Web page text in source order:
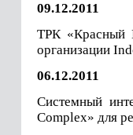
09.12.2011
ТРК «Красный
организации
06.12.2011
Системный
Complex» для